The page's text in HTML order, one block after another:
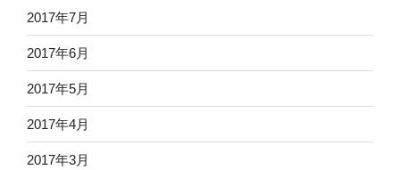
2017年7月
2017年6月
2017年5月
2017年4月
2017年3月